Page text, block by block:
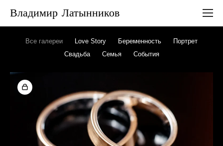
Владимир Латынников
Все галереи Love Story Беременность
Портрет
Свадьба
Семья События